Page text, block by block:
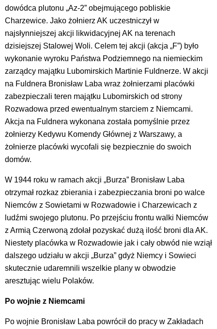
dowódca plutonu „Az-2” obejmującego pobliskie
Charzewice. Jako żołnierz AK uczestniczył w
najsłynniejszej akcji likwidacyjnej AK na terenach
dzisiejszej Stalowej Woli. Celem tej akcji (akcja „F”) było
wykonanie wyroku Państwa Podziemnego na niemieckim
zarządcy majątku Lubomirskich Martinie Fuldnerze. W akcji
na Fuldnera Bronisław Laba wraz żołnierzami placówki
zabezpieczali teren majątku Lubomirskich od strony
Rozwadowa przed ewentualnym starciem z Niemcami.
Akcja na Fuldnera wykonana została pomyślnie przez
żołnierzy Kedywu Komendy Głównej z Warszawy, a
żołnierze placówki wycofali się bezpiecznie do swoich
domów.
W 1944 roku w ramach akcji „Burza” Bronisław Laba
otrzymał rozkaz zbierania i zabezpieczania broni po walce
Niemców z Sowietami w Rozwadowie i Charzewicach z
ludźmi swojego plutonu. Po przejściu frontu walki Niemców
z Armią Czerwoną zdołał pozyskać dużą ilość broni dla AK.
Niestety placówka w Rozwadowie jak i cały obwód nie wziął
dalszego udziału w akcji „Burza” gdyż Niemcy i Sowieci
skutecznie udaremnili wszelkie plany w obwodzie
aresztując wielu Polaków.
Po wojnie z Niemcami
Po wojnie Bronisław Laba powrócił do pracy w Zakładach